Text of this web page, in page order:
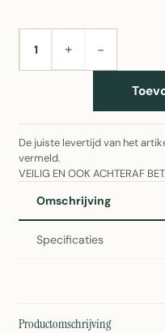
AANTAL+ −
De juiste levertijd van het
vermeld.
VEILIG EN OOK ACHTERAF
Omschrijving
Specificaties
Productomschrijving